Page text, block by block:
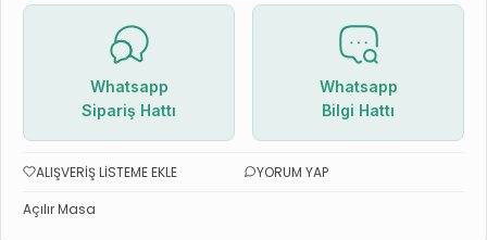
Whatsapp
Sipariş Hattı
Whatsapp
Bilgi Hattı
ALIŞVERIŞ LISTEME EKLE
YORUM YAP
Açılır Masa